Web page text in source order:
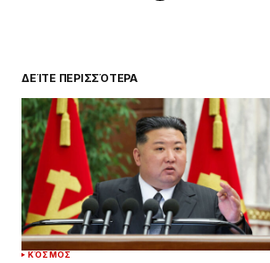
ΔΕΊΤΕ ΠΕΡΙΣΣΌΤΕΡΑ
ΚΌΣΜΟΣ